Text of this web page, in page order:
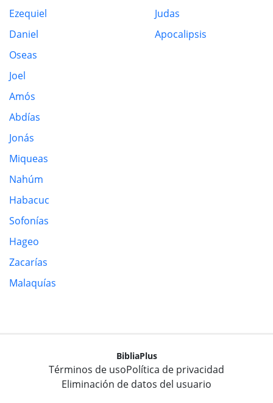
Ezequiel
Daniel
Oseas
Joel
Amós
Abdías
Jonás
Miqueas
Nahúm
Habacuc
Sofonías
Hageo
Zacarías
Malaquías
Judas
Apocalipsis
BibliaPlus
Términos de usoPolítica de privacidad
Eliminación de datos del usuario